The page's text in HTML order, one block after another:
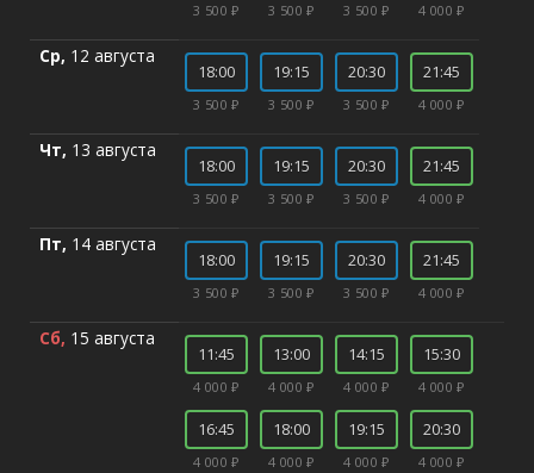
3 500 ₽ 3 500 ₽ 3 500 ₽ 4 000 ₽
Ср, 12 августа
18:00
3 500 ₽
19:15
3 500 ₽
20:30
3 500 ₽
21:45
4 000 ₽
Чт, 13 августа
18:00
3 500 ₽
19:15
3 500 ₽
20:30
3 500 ₽
21:45
4 000 ₽
Пт, 14 августа
18:00
3 500 ₽
19:15
3 500 ₽
20:30
3 500 ₽
21:45
4 000 ₽
Сб, 15 августа
11:45
4 000 ₽
13:00
4 000 ₽
14:15
4 000 ₽
15:30
4 000 ₽
16:45
4 000 ₽
18:00
4 000 ₽
19:15
4 000 ₽
20:30
4 000 ₽